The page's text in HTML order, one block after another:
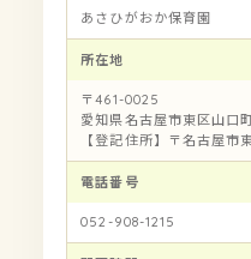
あさひがおか保育園
所在地
〒461-0025
愛知県名古屋市東区山口
【登記住所】〒名古屋市
電話番号
052-908-1215